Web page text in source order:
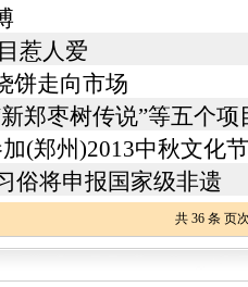
惹人爱
饼走向市场
郑枣树传说”等五个项
(郑州)2013中秋文化节
俗将申报国家级非遗
共 36 条 页